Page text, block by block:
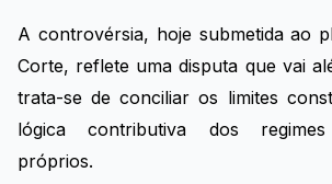
A controvérsia, hoje submetida ao
Corte, reflete uma disputa que vai
trata-se de conciliar os limites
lógica contributiva dos regimes
próprios.